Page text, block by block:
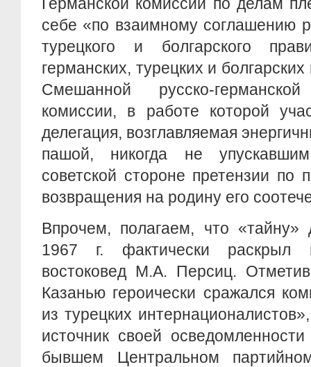
себе «по взаимному соглашению
турецкого и болгарского
германских, турецких и
Смешанной русско-
комиссии, в работе которой
делегация, возглавляемая
пашой, никогда не
советской стороне претензии по
возвращения на родину его
Впрочем, полагаем, что
1967 г. фактически раскрыл
востоковед М.А. Персиц.
Казанью героически сражался
из турецких
источник своей
бывшем Центральном